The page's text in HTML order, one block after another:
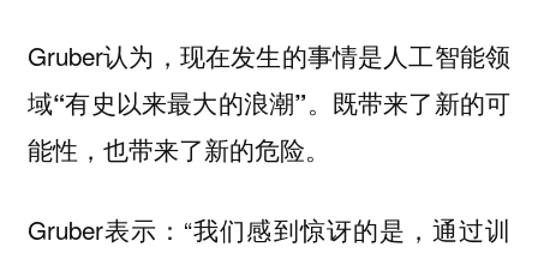
Gruber认为， 现在发生的事情是人工智能领
域“有史以来最大的浪潮”。既带来了新的可
能性，也带来了新的危险。
Gruber表示：“我们感到惊讶的是，通过训